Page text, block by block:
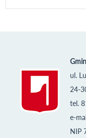
ul.
24-
tel.
e-
NIP